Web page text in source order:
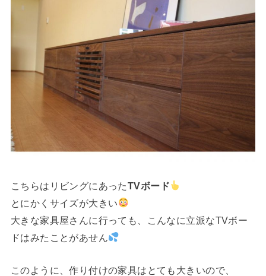
こちらはリビングにあったTVボード
とにかくサイズが大きい
大きな家具屋さんに行っても、こんなに立派なTVボー
ドはみたことがあせん
このように、作り付けの家具はとても大きいので、